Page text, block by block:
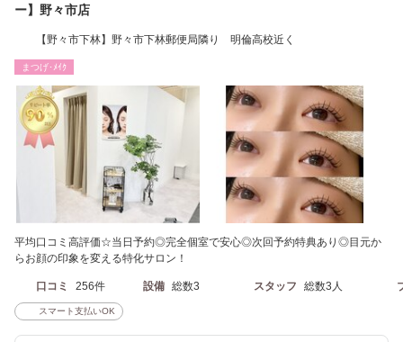
ー】野々市店
【野々市下林】野々市下林郵便局隣り 明倫高校近く
まつげ･ﾒｲｸ
平均口コミ高評価☆当日予約◎完全個室で安心◎次回予約特典あり◎目元か
らお顔の印象を変える特化サロン！
口コミ 256件 設備 総数3 スタッフ 総数3人
スマート支払いOK